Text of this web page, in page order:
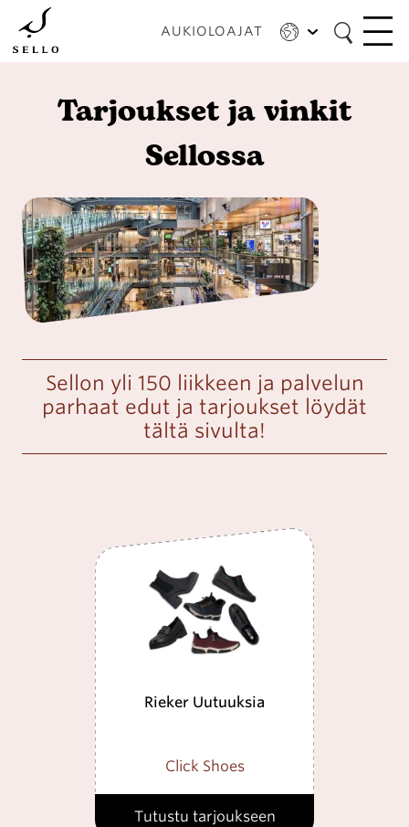
Hyppää
pääsisältöön
AUKIOLOAJAT
Tarjoukset ja vinkit
Sellossa
Sellon yli 150 liikkeen ja palvelun
parhaat edut ja tarjoukset löydät
tältä sivulta!
Rieker Uutuuksia
Click Shoes
Tutustu tarjoukseen